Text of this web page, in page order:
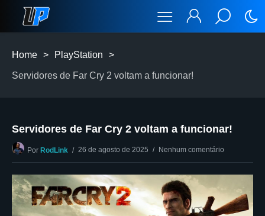
Home > PlayStation >
Servidores de Far Cry 2 voltam a funcionar!
Servidores de Far Cry 2 voltam a funcionar!
Por RodLink 26 de agosto de 2025 Nenhum comentário